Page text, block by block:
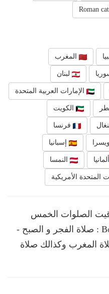
Roman
المغرب
لبنان
الإمارات العربية المتحدة
الكويت
فرنسا
إسبانيا
ألمانيا النمسا
المتحدة الأمريكية
الصلوات الخمس
ومواعيد رفع الأذان في Bolzano : صلاة الفجر و الصبح -
المغرب وكذالك صلاة